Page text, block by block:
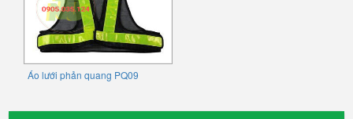
Áo lưới phản quang PQ09